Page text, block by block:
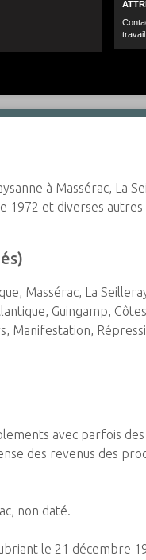
à Massérac, La
1972 et diverses
Massérac, La
Guingamp,
Manifestation,
avec parfois
des revenus des
non daté.
le 21 décembre